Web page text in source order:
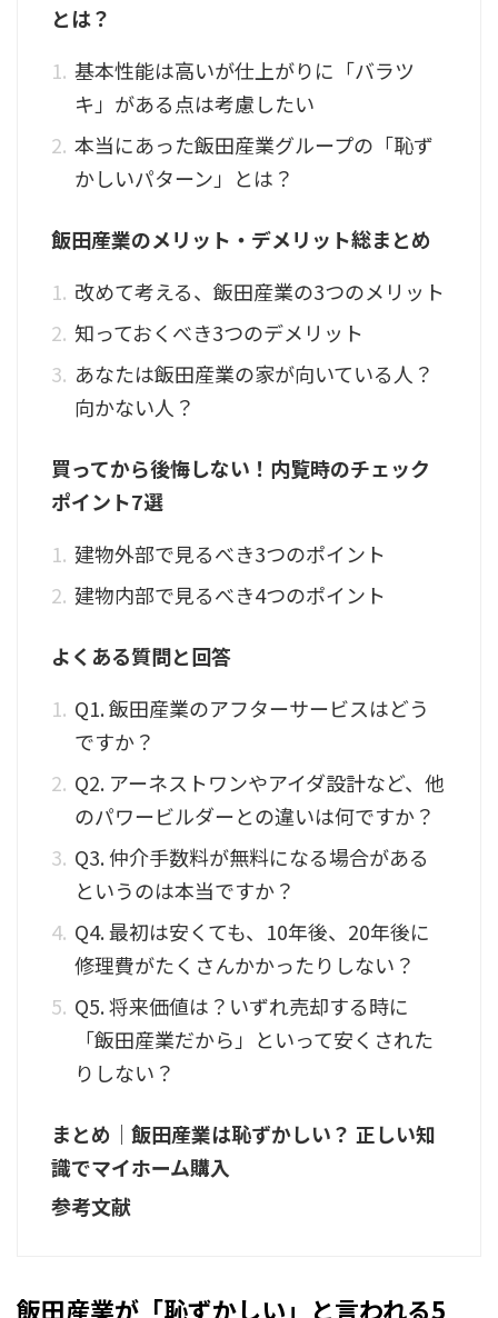
とは？
基本性能は高いが仕上がりに「バラツ
キ」がある点は考慮したい
本当にあった飯田産業グループの「恥ず
かしいパターン」とは？
飯田産業のメリット・デメリット総まとめ
改めて考える、飯田産業の3つのメリット
知っておくべき3つのデメリット
あなたは飯田産業の家が向いている人？
向かない人？
買ってから後悔しない！内覧時のチェック
ポイント7選
建物外部で見るべき3つのポイント
建物内部で見るべき4つのポイント
よくある質問と回答
Q1. 飯田産業のアフターサービスはどう
ですか？
Q2. アーネストワンやアイダ設計など、他
のパワービルダーとの違いは何ですか？
Q3. 仲介手数料が無料になる場合がある
というのは本当ですか？
Q4. 最初は安くても、10年後、20年後に
修理費がたくさんかかったりしない？
Q5. 将来価値は？いずれ売却する時に
「飯田産業だから」といって安くされた
りしない？
まとめ｜飯田産業は恥ずかしい？ 正しい知
識でマイホーム購入
参考文献
飯田産業が「恥ずかしい」と言われる5